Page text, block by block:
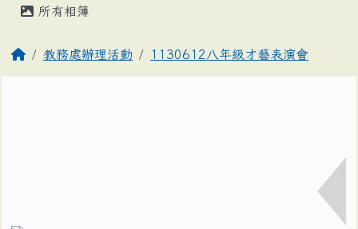
所有相簿
教務處辦理活動 1130612八年級才藝表演會